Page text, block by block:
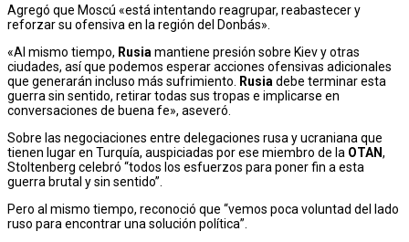
Agregó que Moscú «está intentando reagrupar, reabastecer y
reforzar su ofensiva en la región del Donbás».
«Al mismo tiempo, Rusia mantiene presión sobre Kiev y otras
ciudades, así que podemos esperar acciones ofensivas adicionales
que generarán incluso más sufrimiento. Rusia debe terminar esta
guerra sin sentido, retirar todas sus tropas e implicarse en
conversaciones de buena fe», aseveró.
Sobre las negociaciones entre delegaciones rusa y ucraniana que
tienen lugar en Turquía, auspiciadas por ese miembro de la OTAN,
Stoltenberg celebró “todos los esfuerzos para poner fin a esta
guerra brutal y sin sentido”.
Pero al mismo tiempo, reconoció que “vemos poca voluntad del lado
ruso para encontrar una solución política”.